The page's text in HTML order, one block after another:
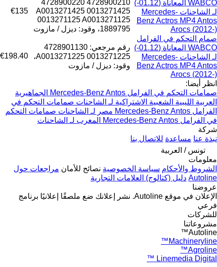
WABCO المعاناة (01.12-)
لـ الشاحنات Mercedes-
Benz Actros MP4 Antos
Arocs (2012-)
4728900210 4728900220
0013271425 A0013271425
0013271125 A0013271125
1889795، وقود: ديزل / مازوت
€135
صمام التحكم في الفرامل
WABCO المعاناة (01.12-)
لـ الشاحنات Mercedes-
Benz Actros MP4 Antos
Arocs (2012-)
رقم مرجعي: 4728901130
0013271225 A0013271225،
وقود: ديزل / مازوت
€198.40
انظر أيضا:
صمامات التحكم في الفرامل Mercedes-Benz Antos الجماهيرية
العربية الليبية الشعبية الاشتراكية لـ الشاحنات صمامات التحكم في
الفرامل Mercedes-Benz Antos مصر لـ الشاحنات
صمامات التحكم
في الفرامل Mercedes-Benz Antos المغرب لـ الشاحنات
شركة
نبذة عنا مساعدة للاتصال بنا
تونس / العربية
معلومات
الشروط والأحكام سياسة الخصوصية نصائح للأمان مراجعات حول
Autoline دليل (كتالوج) العلامات التجارية
عروضنا
الإعلان في موقع Autoline.
نشر إعلانك ضع ملصقًا إعلانيًا برنامج
فرعي
للشركات
مشروعاتنا
Autoline™
Machineryline™
Agroline™
Linemedia Digital ™